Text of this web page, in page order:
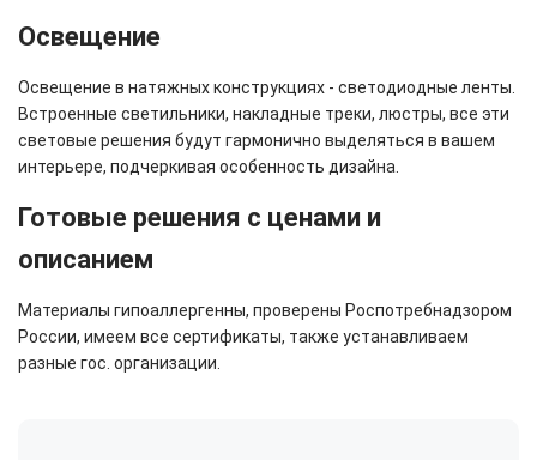
Освещение
Освещение в натяжных конструкциях - светодиодные ленты.
Встроенные светильники, накладные треки, люстры, все эти
световые решения будут гармонично выделяться в вашем
интерьере, подчеркивая особенность дизайна.
Готовые решения с ценами и
описанием
Материалы гипоаллергенны, проверены Роспотребнадзором
России, имеем все сертификаты, также устанавливаем
разные гос. организации.